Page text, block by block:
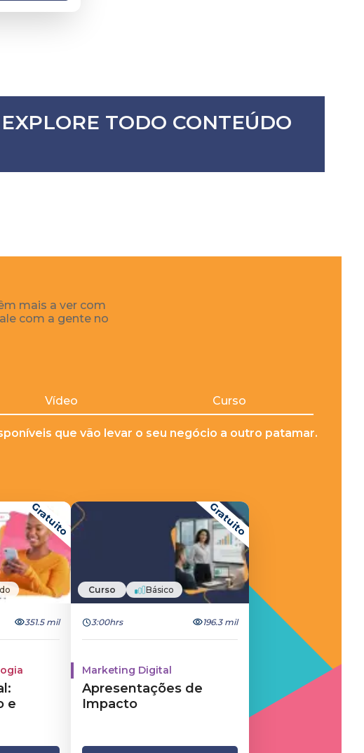
TODO CONTEÚDO
mais a ver com
com a gente no
Vídeo Curso
que vão levar o seu negócio a outro patamar.
Gratuito
351.5 mil
e
Gratuito
Curso Básico
3:00hrs 196.3 mil
Marketing Digital
Apresentações de
Impacto